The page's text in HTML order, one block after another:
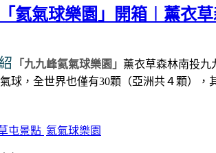
氦氣球樂園」開箱︱薰衣
「九九峰氦氣球樂園」 薰衣草森林南投九
球，全世界也僅有30顆（亞洲共４顆），
屯景點 氦氣球樂園